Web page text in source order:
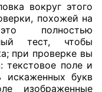
вокруг этого
похожей на
полностью
тест, чтобы
при проверке вы
текстовое поле и
искаженных букв
изображенные